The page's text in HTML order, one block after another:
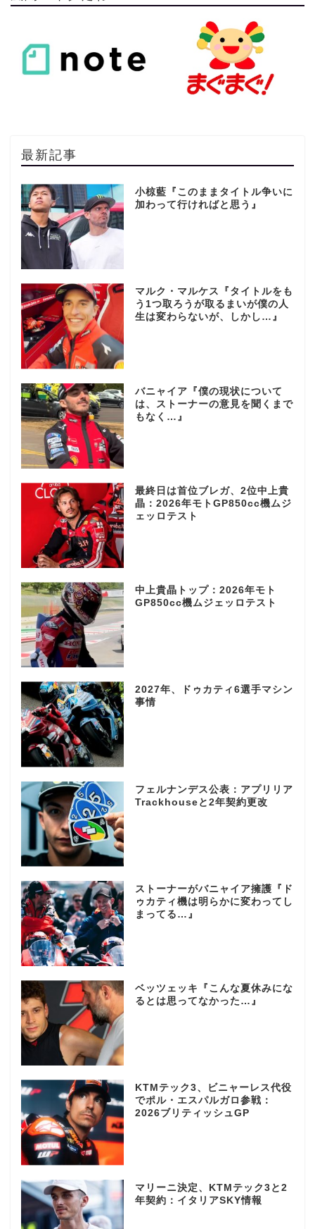
最新記事
小椋藍『このままタイトル争いに
加わって行ければと思う』
マルク・マルケス『タイトルをも
う1つ取ろうが取るまいが僕の人
生は変わらないが、しかし…』
バニャイア『僕の現状について
は、ストーナーの意見を聞くまで
もなく…』
最終日は首位ブレガ、2位中上貴
晶：2026年モトGP850cc機ムジ
ェッロテスト
中上貴晶トップ：2026年モト
GP850cc機ムジェッロテスト
2027年、ドゥカティ6選手マシン
事情
フェルナンデス公表：アプリリア
Trackhouseと2年契約更改
ストーナーがバニャイア擁護『ド
ゥカティ機は明らかに変わってし
まってる…』
ベッツェッキ『こんな夏休みにな
るとは思ってなかった…』
KTMテック3、ビニャーレス代役
でポル・エスパルガロ参戦：
2026ブリティッシュGP
マリーニ決定、KTMテック3と2
年契約：イタリアSKY情報